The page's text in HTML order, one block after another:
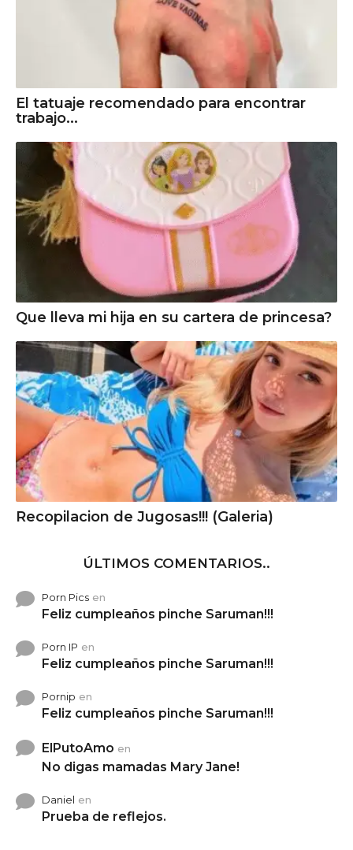
El tatuaje recomendado para encontrar
trabajo...
Que lleva mi hija en su cartera de princesa?
Recopilacion de Jugosas!!! (Galeria)
ÚLTIMOS COMENTARIOS..
Porn Pics en
Feliz cumpleaños pinche Saruman!!!
Porn IP en
Feliz cumpleaños pinche Saruman!!!
Pornip en
Feliz cumpleaños pinche Saruman!!!
ElPutoAmo en
No digas mamadas Mary Jane!
Daniel en
Prueba de reflejos.